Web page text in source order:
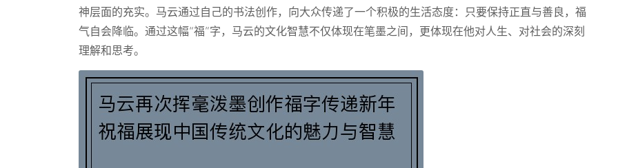
神层面的充实。马云通过自己的书法创作，向大众传递了一个积极的生活态度：只要保持正直与善良，福
气自会降临。通过这幅“福”字，马云的文化智慧不仅体现在笔墨之间，更体现在他对人生、对社会的深刻
理解和思考。